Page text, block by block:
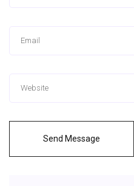
Send Message